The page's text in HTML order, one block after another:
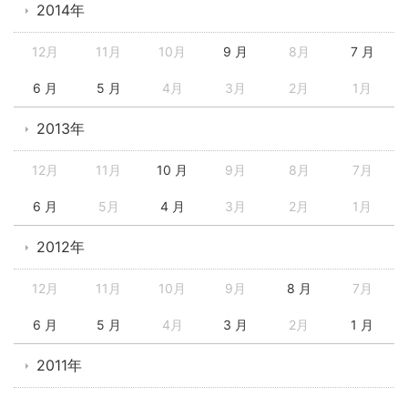
2014年
12月 11月 10月 9 月 8月 7 月
6 月 5 月 4月 3月 2月 1月
2013年
12月 11月 10 月 9月 8月 7月
6 月 5月 4 月 3月 2月 1月
2012年
12月 11月 10月 9月 8 月 7月
6 月 5 月 4月 3 月 2月 1 月
2011年